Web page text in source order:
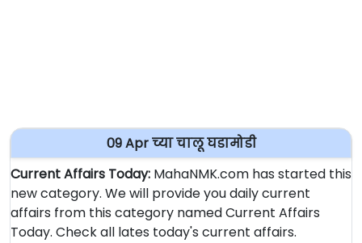
09 Apr च्या चालू घडामोडी
Current Affairs Today: MahaNMK.com has started this
new category. We will provide you daily current
affairs from this category named Current Affairs
Today. Check all lates today's current affairs.